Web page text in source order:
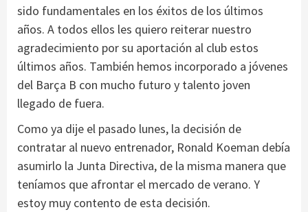
sido fundamentales en los éxitos de los últimos
años. A todos ellos les quiero reiterar nuestro
agradecimiento por su aportación al club estos
últimos años. También hemos incorporado a jóvenes
del Barça B con mucho futuro y talento joven
llegado de fuera.
Como ya dije el pasado lunes, la decisión de
contratar al nuevo entrenador, Ronald Koeman debía
asumirlo la Junta Directiva, de la misma manera que
teníamos que afrontar el mercado de verano. Y
estoy muy contento de esta decisión.